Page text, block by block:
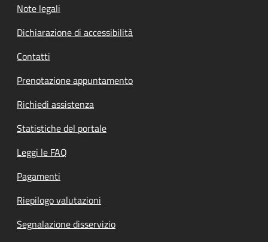
Note legali
Dichiarazione di accessibilità
Contatti
Prenotazione appuntamento
Richiedi assistenza
Statistiche del portale
Leggi le FAQ
Pagamenti
Riepilogo valutazioni
Segnalazione disservizio